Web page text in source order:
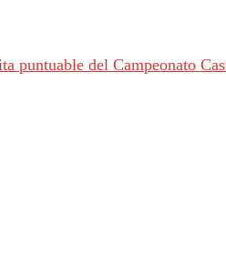
puntuable del Campeonato